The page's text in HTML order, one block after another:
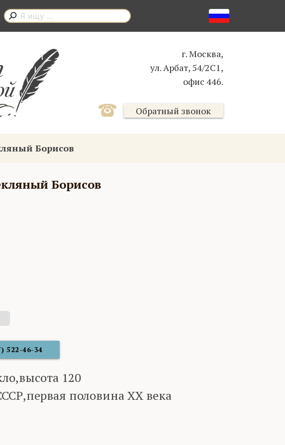
г. Москва,
ул. Арбат, 54/2С1,
офис 446.
Обратный звонок
Борисов
Борисов
522-46-34
120
половина XX века